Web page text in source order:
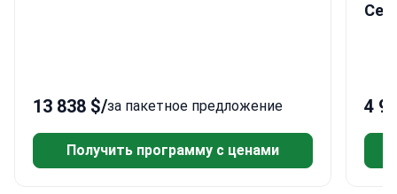
13 838 $/за пакетное предложение
Получить программу с ценами
4